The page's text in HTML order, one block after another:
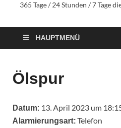
365 Tage / 24 Stunden / 7 Tage
HAUPTMENÜ
Ölspur
Datum: 13. April 2023 um
Alarmierungsart: Telefon